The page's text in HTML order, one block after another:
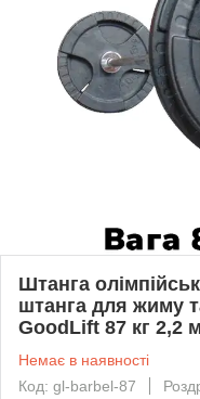
Штанга
штанга для жиму
GoodLift 87 кг 2,2
Немає в наявності
Код: gl-barbel-87